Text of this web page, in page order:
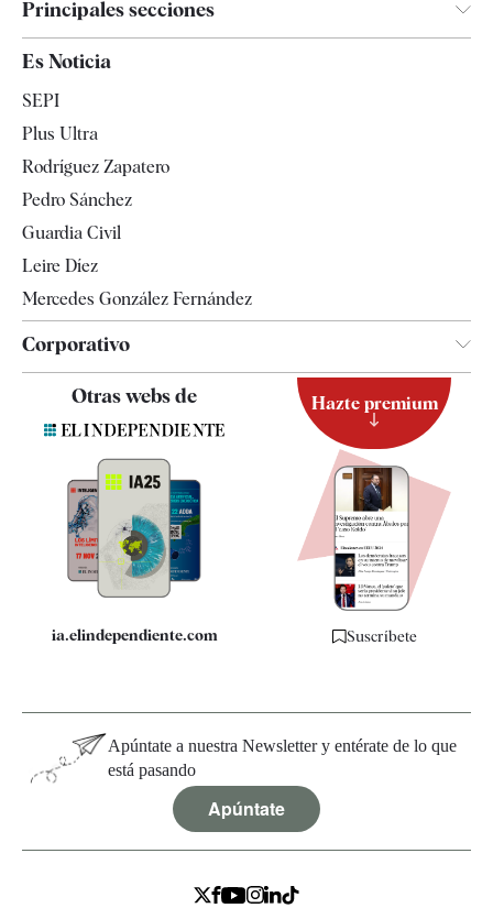
Principales secciones
España
Televisión
Es Noticia
SEPI
Plus Ultra
Rodríguez Zapatero
Pedro Sánchez
Guardia Civil
Leire Díez
Mercedes González Fernández
Corporativo
Contacto
Quiénes somos
Especificaciones
Otras webs de
ia.elindependiente.com
Hazte premium
Suscríbete
Apúntate a nuestra Newsletter y entérate de lo que
está pasando
Apúntate